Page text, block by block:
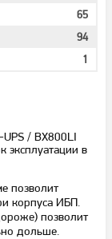
65
94
1
/ BX800LI
эксплуатации в
позволит
корпуса ИБП.
позволит
дольше.